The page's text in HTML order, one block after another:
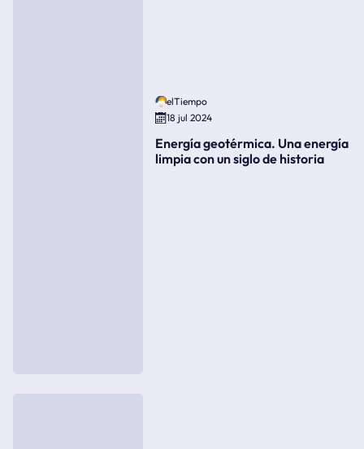
elTiempo
18 jul 2024
Energía geotérmica. Una energía
limpia con un siglo de historia